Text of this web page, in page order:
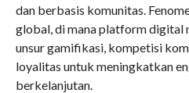
dan berbasis komunitas.
global, di mana platform digital
unsur gamifikasi, kompetisi
loyalitas untuk meningkatkan
berkelanjutan.